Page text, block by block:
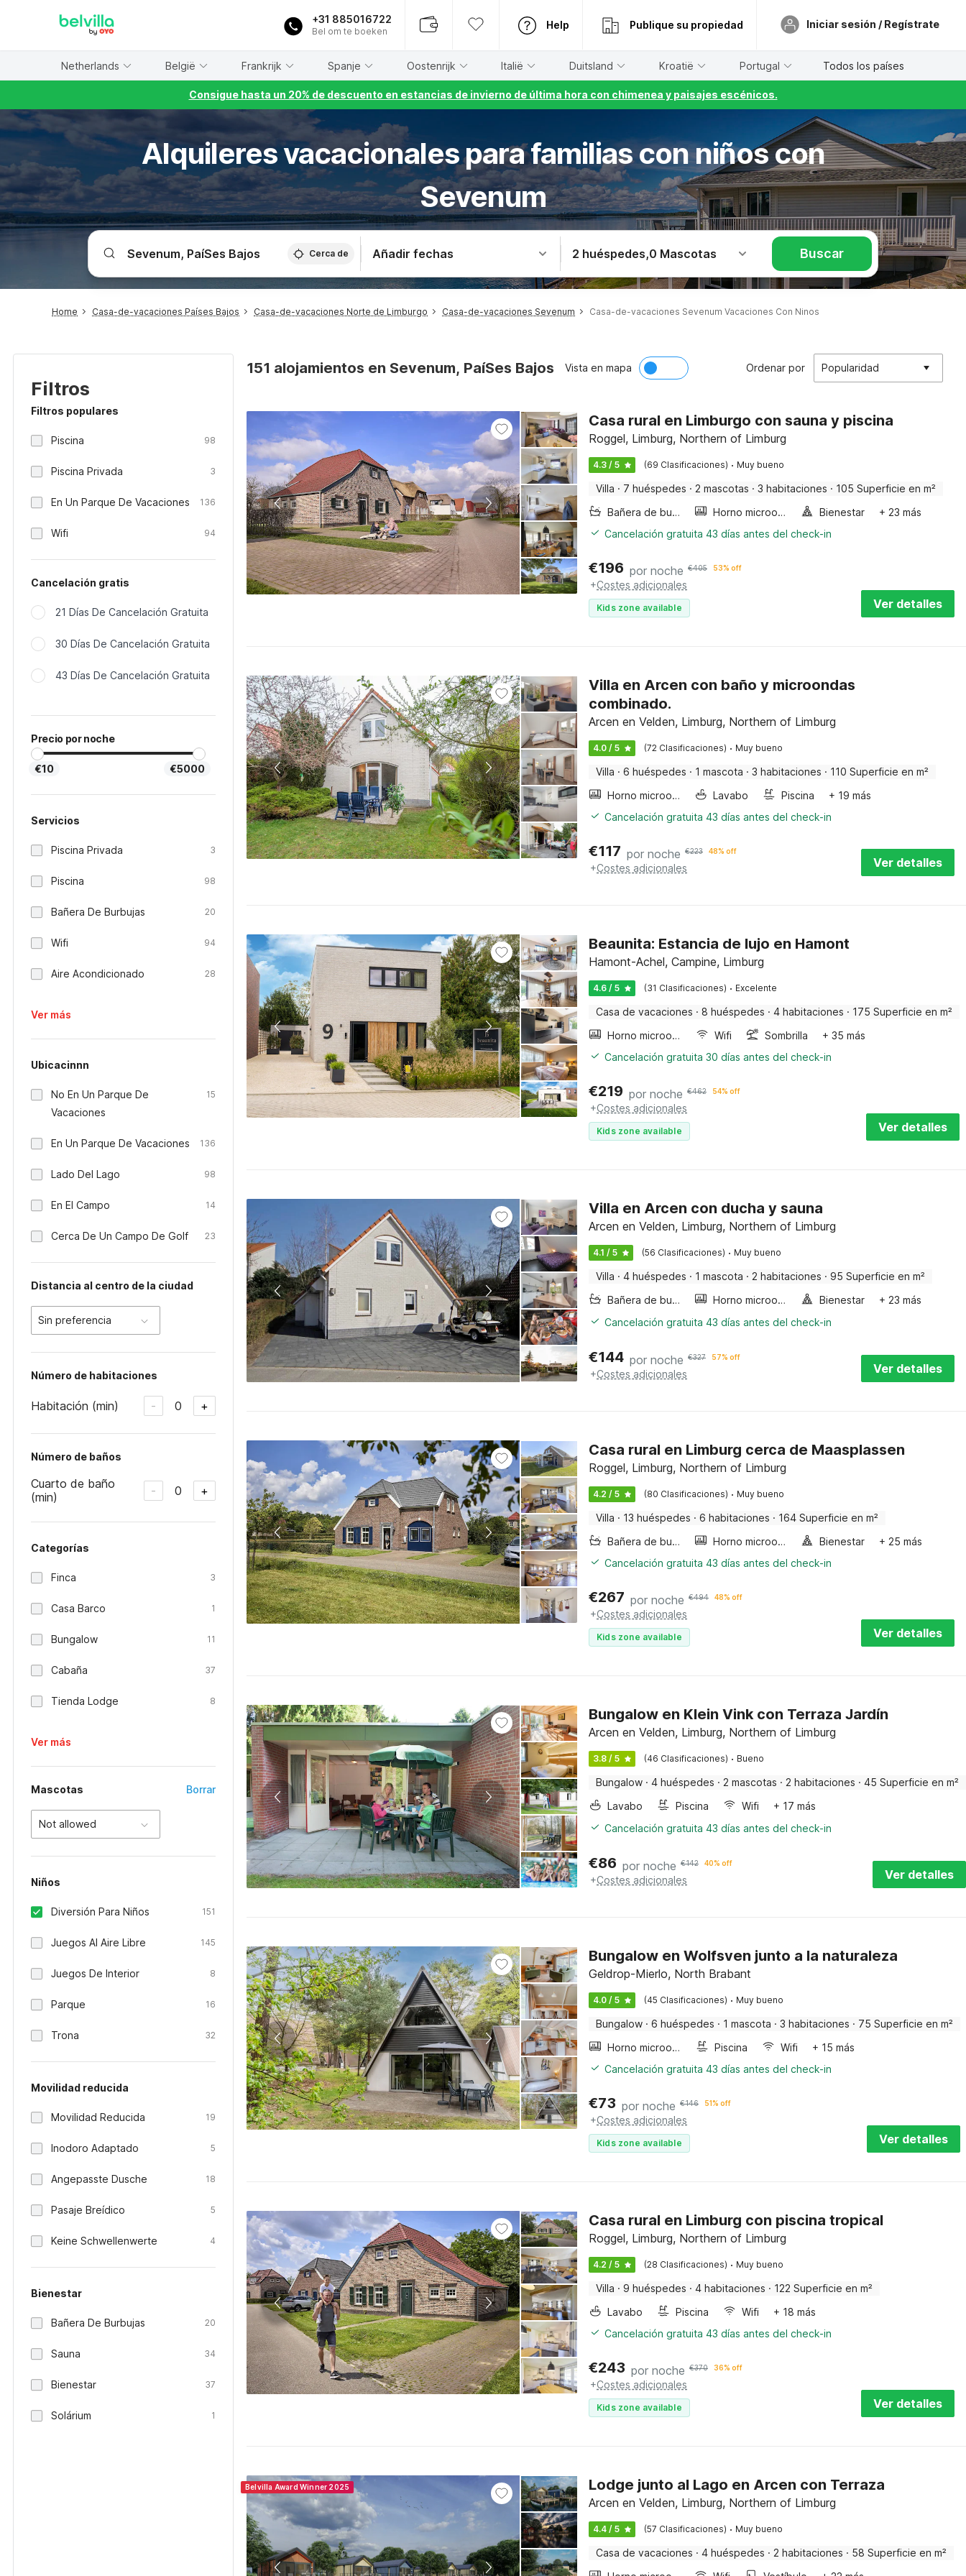
+31 885016722
Bel om te boeken
Help Publique su propiedad Iniciar sesión / Regístrate
Netherlands België Frankrijk Spanje Oostenrijk Italië Duitsland Kroatië Portugal Todos los países
Consigue hasta un 20% de descuento en estancias de invierno de última hora con chimenea y paisajes escénicos.
Alquileres vacacionales para familias con niños con
Sevenum
Cerca de Añadir fechas 2 huéspedes,0 Mascotas Buscar
Home Casa-de-vacaciones Países Bajos Casa-de-vacaciones Norte de Limburgo Casa-de-vacaciones Sevenum Casa-de-vacaciones Sevenum Vacaciones Con Ninos
Filtros
Filtros populares
Piscina 98
Piscina Privada 3
En Un Parque De Vacaciones 136
Wifi 94
Cancelación gratis
21 Días De Cancelación Gratuita
30 Días De Cancelación Gratuita
43 Días De Cancelación Gratuita
Precio por noche
€10 €5000
Servicios
Piscina Privada 3
Piscina 98
Bañera De Burbujas 20
Wifi 94
Aire Acondicionado 28
Ver más
Ubicacinnn
No En Un Parque De
Vacaciones
15
En Un Parque De Vacaciones 136
Lado Del Lago 98
En El Campo 14
Cerca De Un Campo De Golf 23
Distancia al centro de la ciudad
Sin preferencia
Número de habitaciones
Habitación (min) - 0 +
Número de baños
Cuarto de baño
(min)
- 0 +
Categorías
Finca 3
Casa Barco 1
Bungalow 11
Cabaña 37
Tienda Lodge 8
Ver más
Mascotas Borrar
Not allowed
Niños
Diversión Para Niños 151
Juegos Al Aire Libre 145
Juegos De Interior 8
Parque 16
Trona 32
Movilidad reducida
Movilidad Reducida 19
Inodoro Adaptado 5
Angepasste Dusche 18
Pasaje Breídico 5
Keine Schwellenwerte 4
Bienestar
Bañera De Burbujas 20
Sauna 34
Bienestar 37
Solárium 1
151 alojamientos en Sevenum, PaíSes Bajos Vista en mapa Ordenar por Popularidad
Casa rural en Limburgo con sauna y piscina
Roggel, Limburg, Northern of Limburg
4.3 / 5 (69 Clasificaciones) · Muy bueno
Villa · 7 huéspedes · 2 mascotas · 3 habitaciones · 105 Superficie en m²
Bañera de burbujas
Horno microondas Bienestar
+ 23 más
Cancelación gratuita 43 días antes del check-in
€196 por noche €405 53% off
+Costes adicionales
Kids zone available Ver detalles
Villa en Arcen con baño y microondas
combinado.
Arcen en Velden, Limburg, Northern of Limburg
4.0 / 5 (72 Clasificaciones) · Muy bueno
Villa · 6 huéspedes · 1 mascota · 3 habitaciones · 110 Superficie en m²
Horno microondas
Lavabo Piscina
+ 19 más
Cancelación gratuita 43 días antes del check-in
€117 por noche €223 48% off
+Costes adicionales Ver detalles
Beaunita: Estancia de lujo en Hamont
Hamont-Achel, Campine, Limburg
4.6 / 5 (31 Clasificaciones) · Excelente
Casa de vacaciones · 8 huéspedes · 4 habitaciones · 175 Superficie en m²
Horno microondas
Wifi Sombrilla
+ 35 más
Cancelación gratuita 30 días antes del check-in
€219 por noche €462 54% off
+Costes adicionales
Kids zone available Ver detalles
Villa en Arcen con ducha y sauna
Arcen en Velden, Limburg, Northern of Limburg
4.1 / 5 (56 Clasificaciones) · Muy bueno
Villa · 4 huéspedes · 1 mascota · 2 habitaciones · 95 Superficie en m²
Bañera de burbujas
Horno microondas Bienestar
+ 23 más
Cancelación gratuita 43 días antes del check-in
€144 por noche €327 57% off
+Costes adicionales Ver detalles
Casa rural en Limburg cerca de Maasplassen
Roggel, Limburg, Northern of Limburg
4.2 / 5 (80 Clasificaciones) · Muy bueno
Villa · 13 huéspedes · 6 habitaciones · 164 Superficie en m²
Bañera de burbujas
Horno microondas Bienestar
+ 25 más
Cancelación gratuita 43 días antes del check-in
€267 por noche €494 48% off
+Costes adicionales
Kids zone available Ver detalles
Bungalow en Klein Vink con Terraza Jardín
Arcen en Velden, Limburg, Northern of Limburg
3.8 / 5 (46 Clasificaciones) · Bueno
Bungalow · 4 huéspedes · 2 mascotas · 2 habitaciones · 45 Superficie en m²
Lavabo
Piscina Wifi
+ 17 más
Cancelación gratuita 43 días antes del check-in
€86 por noche €142 40% off
+Costes adicionales Ver detalles
Bungalow en Wolfsven junto a la naturaleza
Geldrop-Mierlo, North Brabant
4.0 / 5 (45 Clasificaciones) · Muy bueno
Bungalow · 6 huéspedes · 1 mascota · 3 habitaciones · 75 Superficie en m²
Horno microondas
Piscina Wifi
+ 15 más
Cancelación gratuita 43 días antes del check-in
€73 por noche €146 51% off
+Costes adicionales
Kids zone available Ver detalles
Casa rural en Limburg con piscina tropical
Roggel, Limburg, Northern of Limburg
4.2 / 5 (28 Clasificaciones) · Muy bueno
Villa · 9 huéspedes · 4 habitaciones · 122 Superficie en m²
Lavabo
Piscina Wifi
+ 18 más
Cancelación gratuita 43 días antes del check-in
€243 por noche €370 36% off
+Costes adicionales
Kids zone available Ver detalles
Belvilla Award Winner 2025 Lodge junto al Lago en Arcen con Terraza
Arcen en Velden, Limburg, Northern of Limburg
4.4 / 5 (57 Clasificaciones) · Muy bueno
Casa de vacaciones · 4 huéspedes · 2 habitaciones · 58 Superficie en m²